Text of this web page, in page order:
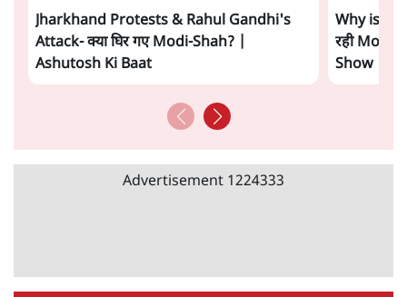
Jharkhand Protests & Rahul Gandhi's
Attack- क्या घिर गए Modi-Shah? |
Ashutosh Ki Baat
Why is
रही Modi
Show
Advertisement 1224333